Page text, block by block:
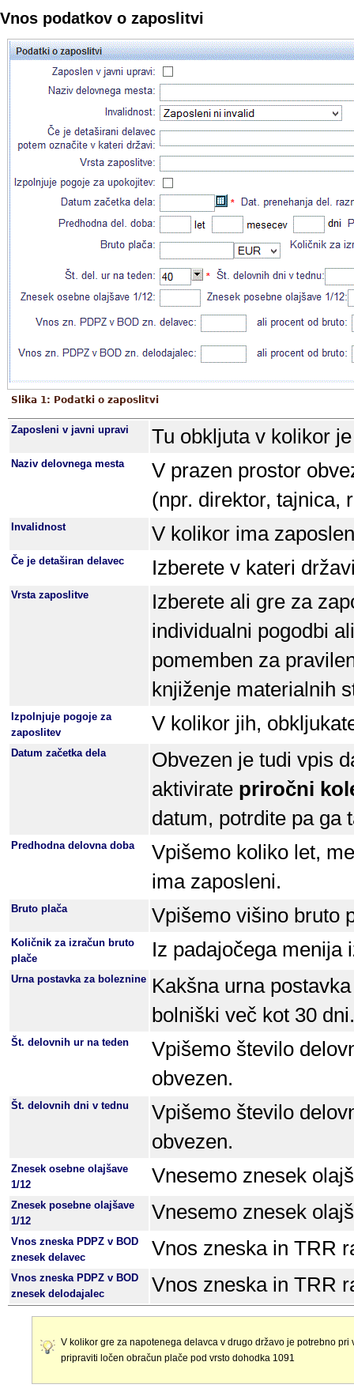
Vnos podatkov o zaposlitvi
Slika 1: Podatki o zaposlitvi
Zaposleni v javni upravi Tu obkljuta v kolikor
Naziv delovnega mesta
V prazen prostor
(npr. direktor, tajnica,
Invalidnost V kolikor ima
Če je detaširan delavec Izberete v kateri
Vrsta zaposlitve
Izberete ali gre za
individualni pogodbi
pomemben za
knjiženje materialnih
Izpolnjuje pogoje za
zaposlitev
V kolikor jih,
Datum začetka dela
Obvezen je tudi vpis
aktivirate priročni
datum, potrdite pa ga
Predhodna delovna doba
Vpišemo koliko let,
ima zaposleni.
Bruto plača Vpišemo višino bruto
Količnik za izračun bruto
plače
Iz padajočega menija
Urna postavka za boleznine Kakšna urna
bolniški več kot 30 dni.
Št. delovnih ur na teden
Vpišemo število
obvezen.
Št. delovnih dni v tednu
Vpišemo število
obvezen.
Znesek osebne olajšave
1/12
Vnesemo znesek
Znesek posebne olajšave
1/12
Vnesemo znesek
Vnos zneska PDPZ v BOD
znesek delavec
Vnos zneska in TRR
Vnos zneska PDPZ v BOD
znesek delodajalec
Vnos zneska in TRR
V kolikor gre za napotenega delavca v drugo državo je potrebno
pripraviti ločen obračun plače pod vrsto dohodka 1091